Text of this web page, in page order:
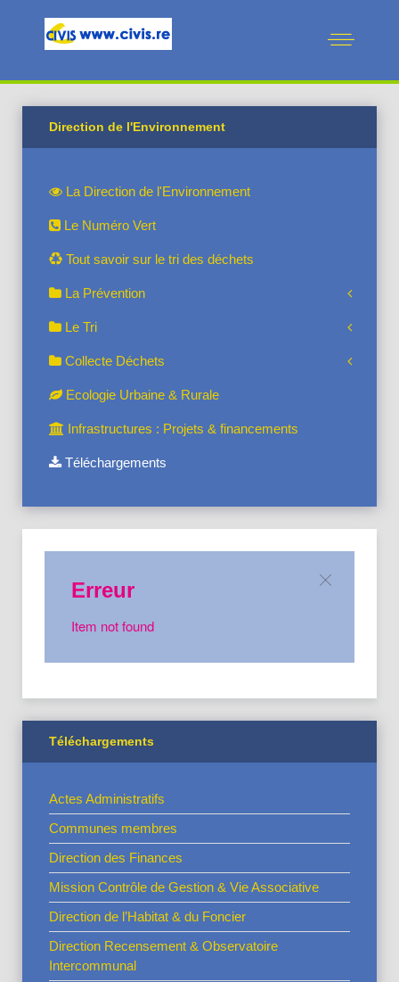
Direction de l'Environnement
La Direction de l'Environnement
Le Numéro Vert
Tout savoir sur le tri des déchets
La Prévention
Le Tri
Collecte Déchets
Ecologie Urbaine & Rurale
Infrastructures : Projets & financements
Téléchargements
Erreur
Item not found
Téléchargements
Actes Administratifs
Communes membres
Direction des Finances
Mission Contrôle de Gestion & Vie Associative
Direction de l’Habitat & du Foncier
Direction Recensement & Observatoire
Intercommunal